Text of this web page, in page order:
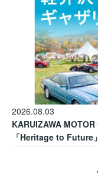
2026.08.03
KARUIZAWA
「Heritage to Future」